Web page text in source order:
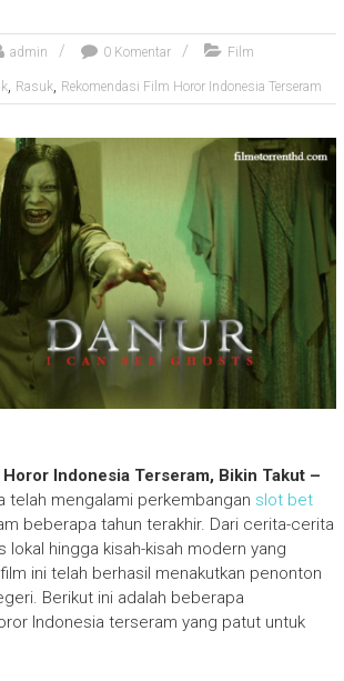
admin 0 Komentar Film
, Rasuk, Rekomendasi Film Horor Indonesia Terseram
Horor Indonesia Terseram, Bikin Takut –
telah mengalami perkembangan slot bet
beberapa tahun terakhir. Dari cerita-cerita
lokal hingga kisah-kisah modern yang
ini telah berhasil menakutkan penonton
Berikut ini adalah beberapa
Indonesia terseram yang patut untuk